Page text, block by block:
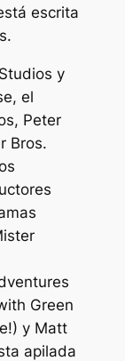
escrita
y
el
Peter
Bros.
Green
y Matt
apilada